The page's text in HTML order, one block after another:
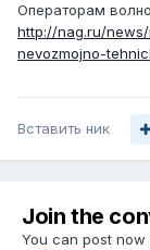
Операторам
http://nag.ru/
nevozmojno-
Вставить ник
Join the
You can post